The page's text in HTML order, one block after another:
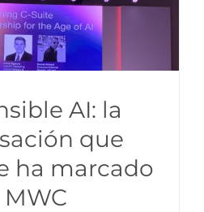
AI: la
que
ha marcado
MWC